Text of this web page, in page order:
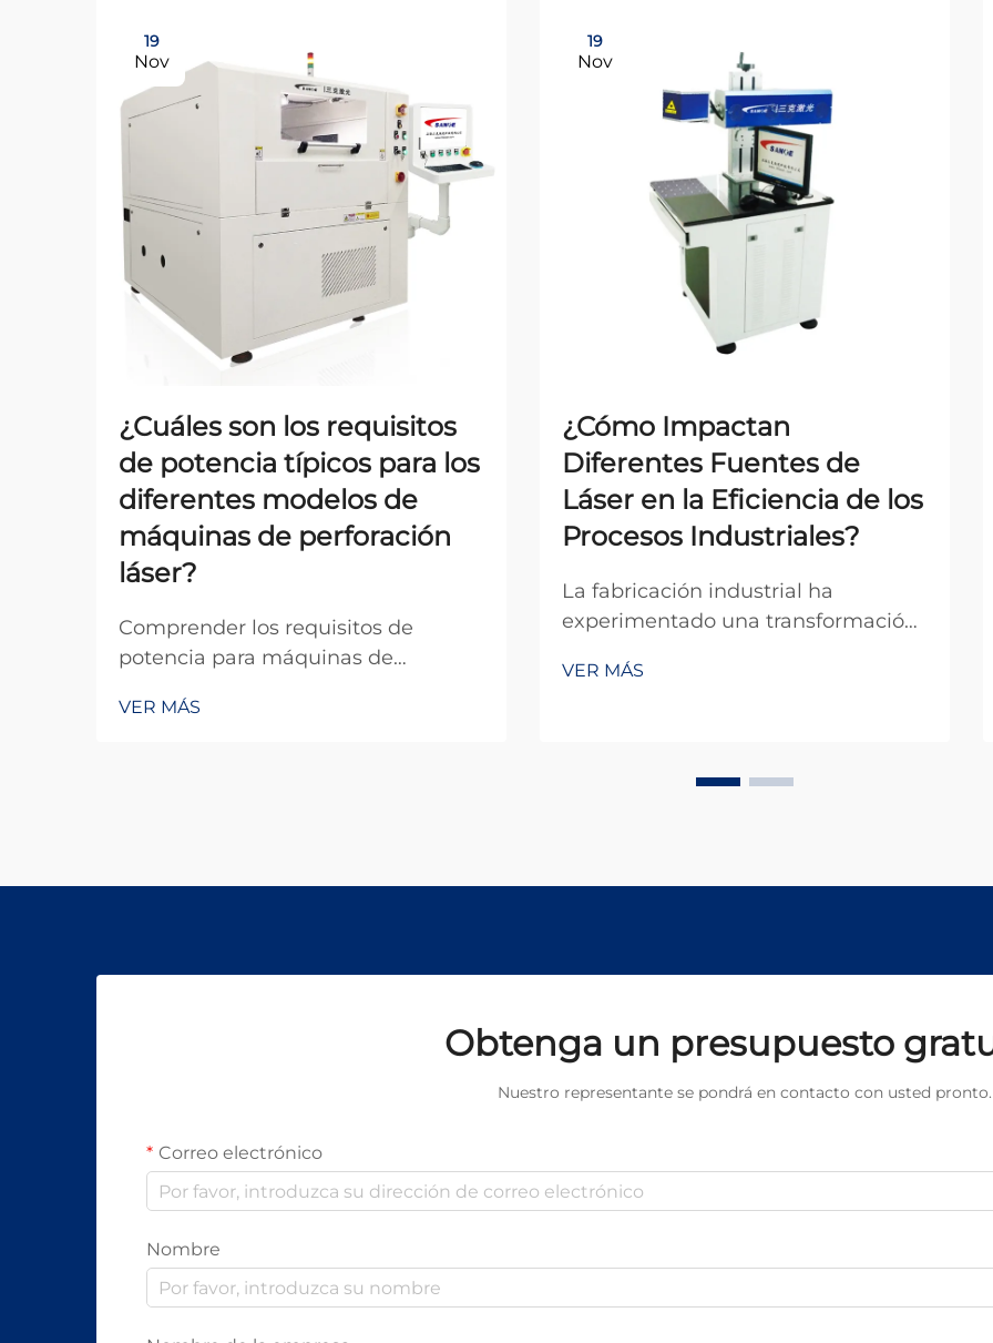
19
Nov
¿Cuáles son los requisitos
de potencia típicos para los
diferentes modelos de
máquinas de perforación
láser?
Comprender los requisitos de
potencia para máquinas de
fabricantes, ingenieros y
VER MÁS
19
Nov
¿Cómo Impactan
Diferentes Fuentes de
Láser en la Eficiencia de los
Procesos Industriales?
La fabricación industrial ha
experimentado una transformación
tecnología láser avanzada, donde
VER MÁS
Obtenga un presupuesto
Nuestro representante se pondrá en contacto con usted pronto.
Correo electrónico
Nombre